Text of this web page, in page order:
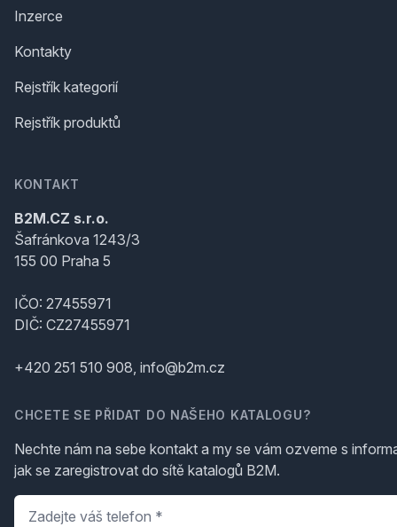
Inzerce
Kontakty
Rejstřík kategorií
Rejstřík produktů
KONTAKT
B2M.CZ s.r.o.
Šafránkova 1243/3
155 00 Praha 5
IČO: 27455971
DIČ: CZ27455971
+420 251 510 908, info@b2m.cz
CHCETE SE PŘIDAT DO NAŠEHO KATALOGU?
Nechte nám na sebe kontakt a my se vám ozveme s
jak se zaregistrovat do sítě katalogů B2M.
Telefon